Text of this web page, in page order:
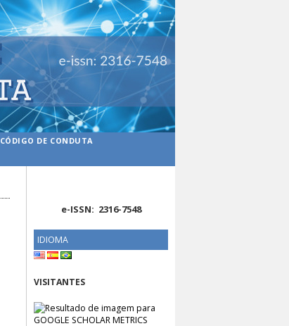
e-ISSN: 2316-7548
IDIOMA
VISITANTES
CÓDIGO DE CONDUTA